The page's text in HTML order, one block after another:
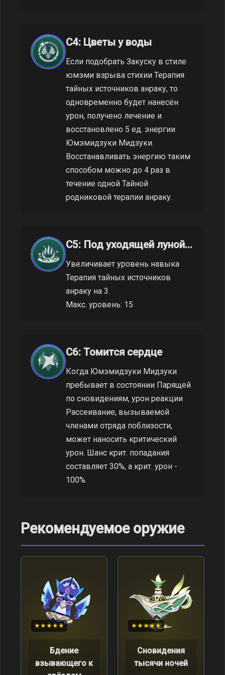
C4: Цветы у воды
Если подобрать Закуску в стиле
юмэми взрыва стихии Терапия
тайных источников анраку, то
одновременно будет нанесён
урон, получено лечение и
восстановлено 5 ед. энергии
Юмэмидзуки Мидзуки.
Восстанавливать энергию таким
способом можно до 4 раз в
течение одной Тайной
родниковой терапии анраку.
C5: Под уходящей луной...
Увеличивает уровень навыка
Терапия тайных источников
анраку на 3.
Макс. уровень: 15
C6: Томится сердце
Когда Юмэмидзуки Мидзуки
пребывает в состоянии Парящей
по сновидениям, урон реакции
Рассеивание, вызываемой
членами отряда поблизости,
может наносить критический
урон. Шанс крит. попадания
составляет 30%, а крит. урон -
100%.
Рекомендуемое оружие
★★★★★
Бдение
взывающего к
★★★★★
Сновидения
тысячи ночей